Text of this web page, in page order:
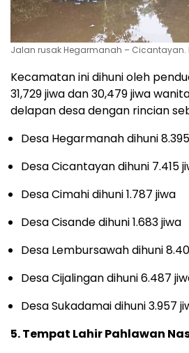
Jalan rusak Hegarmanah – Cicantayan.
Kecamatan ini dihuni oleh
31,729 jiwa dan 30,479 jiwa
delapan desa dengan rincian
Desa Hegarmanah dihuni
Desa Cicantayan dihuni 7.415
Desa Cimahi dihuni 1.787 jiwa
Desa Cisande dihuni 1.683 jiwa
Desa Lembursawah dihuni
Desa Cijalingan dihuni 6.487
Desa Sukadamai dihuni 3.957
5. Tempat Lahir Pahlawan